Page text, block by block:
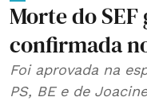
Morte do
confirmada
Foi aprovada na
PS, BE e de